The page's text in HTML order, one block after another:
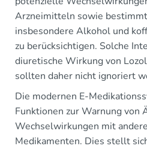
Arzneimitteln sowie
insbesondere Alkohol und
zu berücksichtigen. Solche
diuretische Wirkung von
sollten daher nicht ignoriert
Die modernen E-
Funktionen zur Warnung von
Wechselwirkungen mit
Medikamenten. Dies stellt